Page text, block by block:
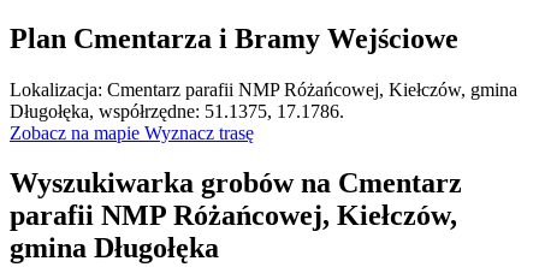
Plan Cmentarza i Bramy Wejściowe
Cmentarz parafii NMP Różańcowej, Kiełczów, gmina
Długołęka
×
+
−
Lokalizacja: Cmentarz parafii NMP Różańcowej, Kiełczów, gmina
Długołęka, współrzędne: 51.1375, 17.1786.
Zobacz na mapie Wyznacz trasę
Wyszukiwarka grobów na Cmentarz
parafii NMP Różańcowej, Kiełczów,
gmina Długołęka